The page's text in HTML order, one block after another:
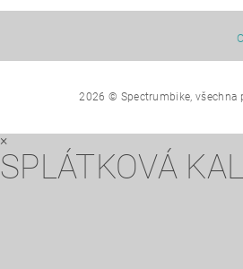
2026 © Spectrumbike, všechna
×
SPLÁTKOVÁ